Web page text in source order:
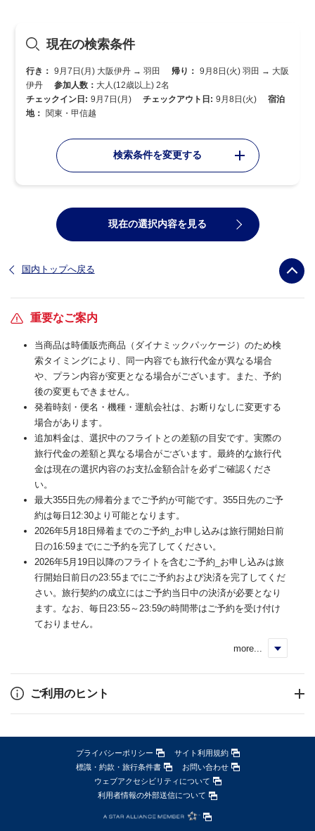
現在の検索条件
行き： 9月7日(月) 大阪伊丹 → 羽田 帰り： 9月8日(火) 羽田 → 大阪
伊丹
参加人数： 大人(12歳以上) 2名
チェックイン日: 9月7日(月) チェックアウト日: 9月8日(火)
宿泊
地：
関東・甲信越
検索条件を変更する
現在の選択内容を見る
国内トップへ戻る
重要なご案内
当商品は時価販売商品（ダイナミックパッケージ）のため検
索タイミングにより、同一内容でも旅行代金が異なる場合
や、プラン内容が変更となる場合がございます。また、予約
後の変更もできません。
発着時刻・便名・機種・運航会社は、お断りなしに変更する
場合があります。
追加料金は、選択中のフライトとの差額の目安です。実際の
旅行代金の差額と異なる場合がございます。最終的な旅行代
金は現在の選択内容のお支払金額合計を必ずご確認くださ
い。
最大355日先の帰着分までご予約が可能です。355日先のご予
約は毎日12:30より可能となります。
2026年5月18日帰着までのご予約_お申し込みは旅行開始日前
日の16:59までにご予約を完了してください。
2026年5月19日以降のフライトを含むご予約_お申し込みは旅
行開始日前日の23:55までにご予約および決済を完了してくだ
さい。旅行契約の成立にはご予約当日中の決済が必要となり
ます。なお、毎日23:55～23:59の時間帯はご予約を受け付け
ておりません。
more...
ご利用のヒント
プライバシーポリシー
サイト利用規約
標識・約款・旅行条件書
お問い合わせ
ウェブアクセシビリティについて
利用者情報の外部送信について